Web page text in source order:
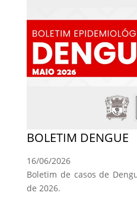
BOLETIM DENGUE
16/06/2026
Boletim de casos de
de 2026.